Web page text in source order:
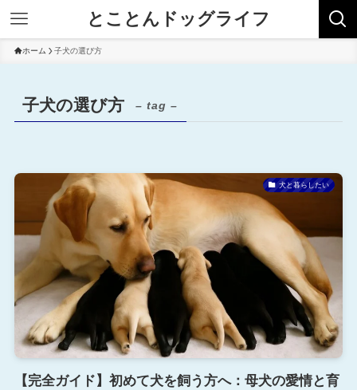
とことんドッグライフ
ホーム 子犬の選び方
子犬の選び方 – tag –
犬と暮らしたい
【完全ガイド】初めて犬を飼う方へ：母犬の愛情と育